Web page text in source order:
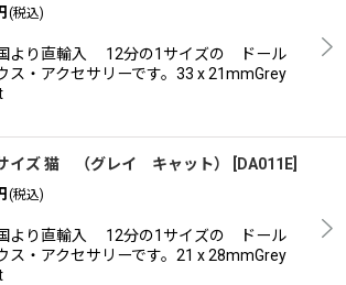
(税込)
より直輸入 12分の1サイズの ドール
ス・アクセサリーです。33 x 21mmGrey
イズ 猫 （グレイ キャット） DA011E
(税込)
より直輸入 12分の1サイズの ドール
ス・アクセサリーです。21 x 28mmGrey